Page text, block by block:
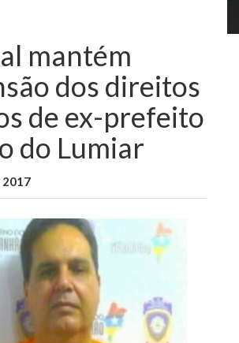
mantém
dos direitos
de ex-prefeito
do Lumiar
2017